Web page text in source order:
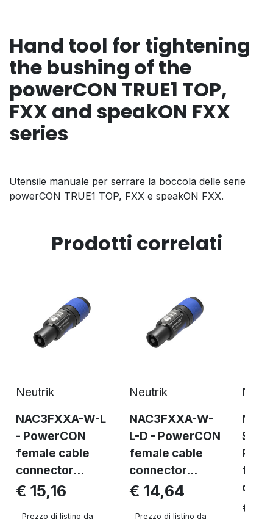
Hand tool for tightening
the bushing of the
powerCON TRUE1 TOP,
FXX and speakON FXX
series
Utensile manuale per serrare la boccola delle serie
powerCON TRUE1 TOP, FXX e speakON FXX.
Prodotti correlati
Neutrik
NAC3FXXA-W-L
- PowerCON
female cable
connector...
€ 15,16
Prezzo di listino da
Neutrik
NAC3FXXA-W-
L-D - PowerCON
female cable
connector...
€ 14,64
Prezzo di listino da
S-D -
€